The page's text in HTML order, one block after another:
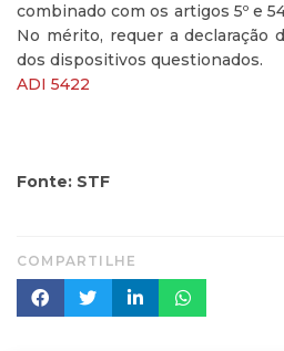
combinado com os artigos 5º e
No mérito, requer a declaração
dos dispositivos questionados.
ADI 5422
Fonte: STF
COMPARTILHE